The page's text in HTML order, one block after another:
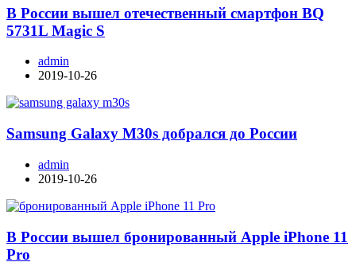
В России вышел отечественный смартфон BQ
5731L Magic S
admin
2019-10-26
Samsung Galaxy M30s добрался до России
admin
2019-10-26
В России вышел бронированный Apple iPhone 11
Pro